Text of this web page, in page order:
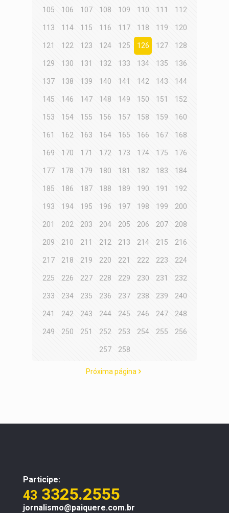
105 106 107 108 109 110 111 112
113 114 115 116 117 118 119 120
121 122 123 124 125 126 127 128
129 130 131 132 133 134 135 136
137 138 139 140 141 142 143 144
145 146 147 148 149 150 151 152
153 154 155 156 157 158 159 160
161 162 163 164 165 166 167 168
169 170 171 172 173 174 175 176
177 178 179 180 181 182 183 184
185 186 187 188 189 190 191 192
193 194 195 196 197 198 199 200
201 202 203 204 205 206 207 208
209 210 211 212 213 214 215 216
217 218 219 220 221 222 223 224
225 226 227 228 229 230 231 232
233 234 235 236 237 238 239 240
241 242 243 244 245 246 247 248
249 250 251 252 253 254 255 256
257 258
Próxima página
Participe:
43 3325.2555
jornalismo@paiquere.com.br